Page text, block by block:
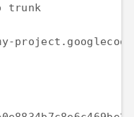
trunk